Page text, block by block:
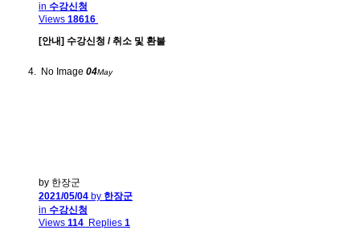
in 수강신청
Views 18616
[안내] 수강신청 / 취소 및 환불
No Image 04May
by 한장군
2021/05/04 by 한장군
in 수강신청
Views 114 Replies 1